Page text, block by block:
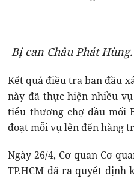
Bị can Châu Phát
Kết quả điều tra ban đầu
này đã thực hiện nhiều
tiểu thương chợ đầu mối
đoạt mỗi vụ lên đến hàng
Ngày 26/4, Cơ quan Cơ
TP.HCM đã ra quyết định